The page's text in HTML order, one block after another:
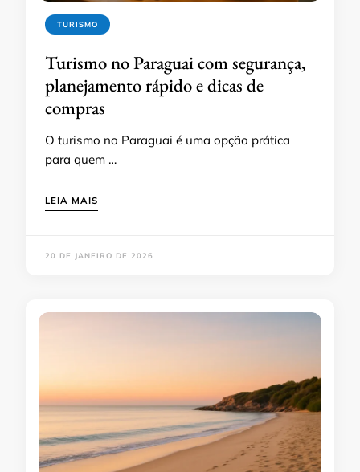
TURISMO
Turismo no Paraguai com segurança,
planejamento rápido e dicas de
compras
O turismo no Paraguai é uma opção prática
para quem …
LEIA MAIS
20 DE JANEIRO DE 2026